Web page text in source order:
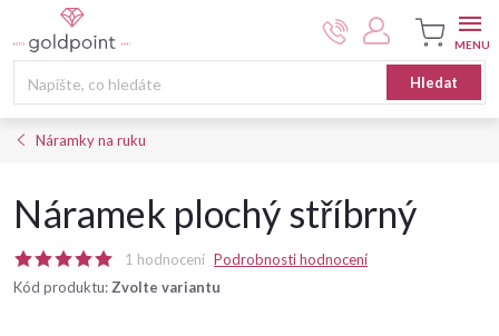
na
Hledat
Nákupní
košík
Náramky na ruku
Náramek plochý stříbrný
1 hodnocení Podrobnosti hodnocení
Kód produktu: Zvolte variantu